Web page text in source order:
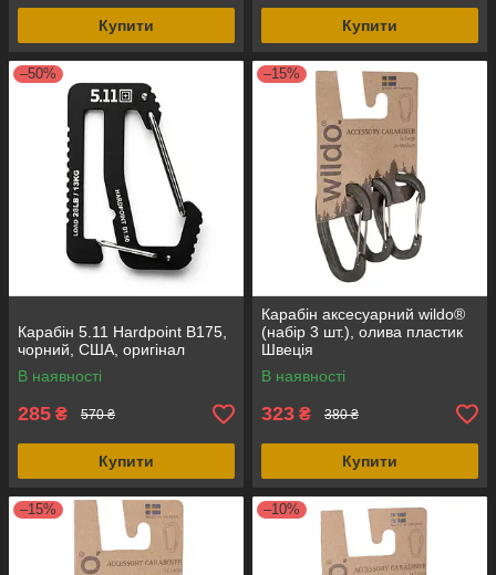
Купити Купити
–50%
Карабін 5.11 Hardpoint B175,
чорний, США, оригінал
В наявності
285 ₴ 570 ₴
Купити
–15%
Карабін аксесуарний wildo®
(набір 3 шт.), олива пластик
Швеція
В наявності
323 ₴ 380 ₴
Купити
–15% –10%